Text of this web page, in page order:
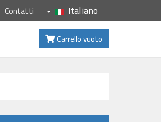
Contatti Italiano
Carrello vuoto